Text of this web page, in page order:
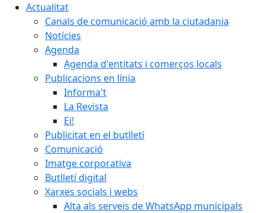
Actualitat
Canals de comunicació amb la ciutadania
Notícies
Agenda
Agenda d'entitats i comerços locals
Publicacions en línia
Informa't
La Revista
Ei!
Publicitat en el butlletí
Comunicació
Imatge corporativa
Butlletí digital
Xarxes socials i webs
Alta als serveis de WhatsApp municipals